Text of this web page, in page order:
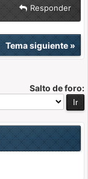
Responder
Tema siguiente»
Salto de foro: